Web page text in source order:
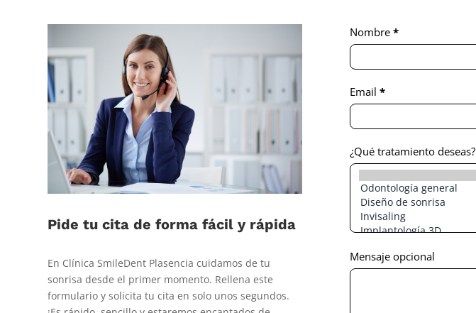
Pide tu cita de forma fácil y rápida
En Clínica SmileDent Plasencia cuidamos de tu
sonrisa desde el primer momento. Rellena este
formulario y solicita tu cita en solo unos segundos.
Contact
Us
Nombre *
Email *
¿Qué tratamiento deseas?
tratamiento
deseas?
Mensaje opcional